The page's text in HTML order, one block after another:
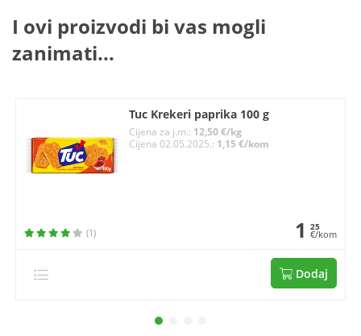
I ovi proizvodi bi vas mogli
zanimati...
Tuc Krekeri paprika 100 g
Cijena za j.m.: 12,50 €/kg
Cijena 02.05.2025.: 1,15 €/kom
(1) 1 25
€/kom
Dodaj